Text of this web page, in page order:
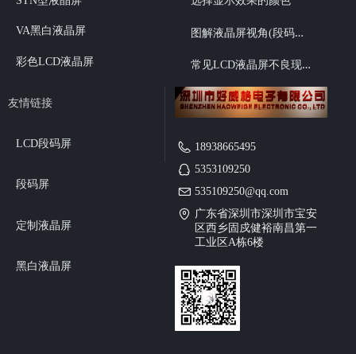
18938665495
5353109250
535109250@qq.com
广东省深圳市深圳市宝安
区西乡固戍健裕南昌第一
工业区A栋6楼
图
解液晶屏视角(段码液晶6点、12点视角选择）
常
见LCD液晶屏不良现象
友情链接
LCD段码屏
段码屏
定制液晶屏
黑白液晶屏
VA黑白液晶屏
彩色LCD液晶屏